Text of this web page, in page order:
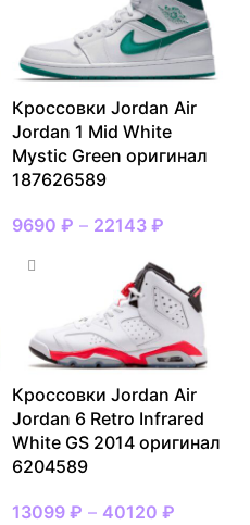
Кроссовки Jordan Air
Jordan 1 Mid White
Mystic Green оригинал
187626589
9690 ₽ – 22143 ₽
Кроссовки Jordan Air
Jordan 6 Retro Infrared
White GS 2014 оригинал
6204589
13099 ₽ – 40120 ₽